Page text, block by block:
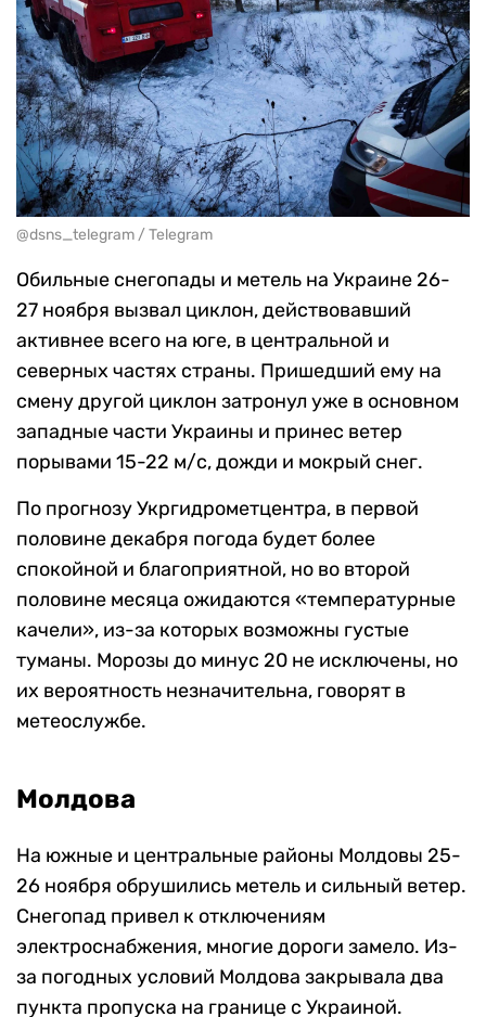
@dsns_telegram / Telegram
Обильные снегопады и метель на Украине 26-
27 ноября вызвал циклон, действовавший
активнее всего на юге, в центральной и
северных частях страны. Пришедший ему на
смену другой циклон затронул уже в основном
западные части Украины и принес ветер
порывами 15-22 м/с, дожди и мокрый снег.
По прогнозу Укргидрометцентра, в первой
половине декабря погода будет более
спокойной и благоприятной, но во второй
половине месяца ожидаются «температурные
качели», из-за которых возможны густые
туманы. Морозы до минус 20 не исключены, но
их вероятность незначительна, говорят в
метеослужбе.
Молдова
На южные и центральные районы Молдовы 25-
26 ноября обрушились метель и сильный ветер.
Снегопад привел к отключениям
электроснабжения, многие дороги замело. Из-
за погодных условий Молдова закрывала два
пункта пропуска на границе с Украиной.